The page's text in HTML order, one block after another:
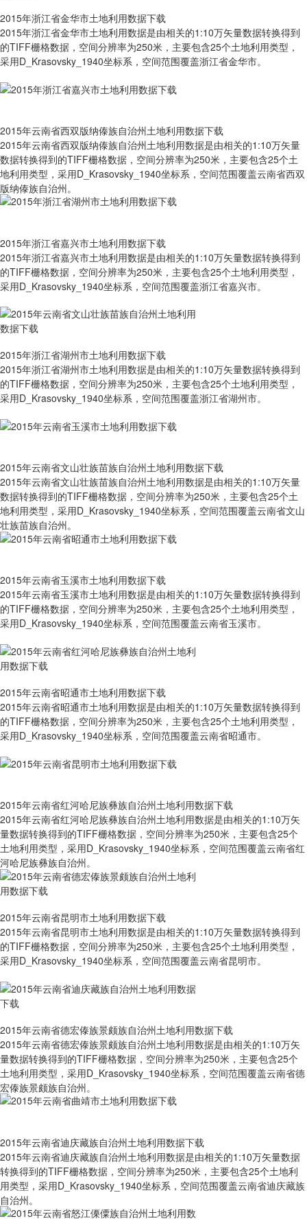
2015年浙江省金华市土地利用数据下载
2015年浙江省金华市土地利用数据是由相关的1:10万矢量数据转换得到
的TIFF栅格数据，空间分辨率为250米，主要包含25个土地利用类型，
采用D_Krasovsky_1940坐标系，空间范围覆盖浙江省金华市。
2015年云南省西双版纳傣族自治州土地利用数据下载
2015年云南省西双版纳傣族自治州土地利用数据是由相关的1:10万矢量
数据转换得到的TIFF栅格数据，空间分辨率为250米，主要包含25个土
地利用类型，采用D_Krasovsky_1940坐标系，空间范围覆盖云南省西双
版纳傣族自治州。
2015年浙江省嘉兴市土地利用数据下载
2015年浙江省嘉兴市土地利用数据是由相关的1:10万矢量数据转换得到
的TIFF栅格数据，空间分辨率为250米，主要包含25个土地利用类型，
采用D_Krasovsky_1940坐标系，空间范围覆盖浙江省嘉兴市。
2015年浙江省湖州市土地利用数据下载
2015年浙江省湖州市土地利用数据是由相关的1:10万矢量数据转换得到
的TIFF栅格数据，空间分辨率为250米，主要包含25个土地利用类型，
采用D_Krasovsky_1940坐标系，空间范围覆盖浙江省湖州市。
2015年云南省文山壮族苗族自治州土地利用数据下载
2015年云南省文山壮族苗族自治州土地利用数据是由相关的1:10万矢量
数据转换得到的TIFF栅格数据，空间分辨率为250米，主要包含25个土
地利用类型，采用D_Krasovsky_1940坐标系，空间范围覆盖云南省文山
壮族苗族自治州。
2015年云南省玉溪市土地利用数据下载
2015年云南省玉溪市土地利用数据是由相关的1:10万矢量数据转换得到
的TIFF栅格数据，空间分辨率为250米，主要包含25个土地利用类型，
采用D_Krasovsky_1940坐标系，空间范围覆盖云南省玉溪市。
2015年云南省昭通市土地利用数据下载
2015年云南省昭通市土地利用数据是由相关的1:10万矢量数据转换得到
的TIFF栅格数据，空间分辨率为250米，主要包含25个土地利用类型，
采用D_Krasovsky_1940坐标系，空间范围覆盖云南省昭通市。
2015年云南省红河哈尼族彝族自治州土地利用数据下载
2015年云南省红河哈尼族彝族自治州土地利用数据是由相关的1:10万矢
量数据转换得到的TIFF栅格数据，空间分辨率为250米，主要包含25个
土地利用类型，采用D_Krasovsky_1940坐标系，空间范围覆盖云南省红
河哈尼族彝族自治州。
2015年云南省昆明市土地利用数据下载
2015年云南省昆明市土地利用数据是由相关的1:10万矢量数据转换得到
的TIFF栅格数据，空间分辨率为250米，主要包含25个土地利用类型，
采用D_Krasovsky_1940坐标系，空间范围覆盖云南省昆明市。
2015年云南省德宏傣族景颇族自治州土地利用数据下载
2015年云南省德宏傣族景颇族自治州土地利用数据是由相关的1:10万矢
量数据转换得到的TIFF栅格数据，空间分辨率为250米，主要包含25个
土地利用类型，采用D_Krasovsky_1940坐标系，空间范围覆盖云南省德
宏傣族景颇族自治州。
2015年云南省迪庆藏族自治州土地利用数据下载
2015年云南省迪庆藏族自治州土地利用数据是由相关的1:10万矢量数据
转换得到的TIFF栅格数据，空间分辨率为250米，主要包含25个土地利
用类型，采用D_Krasovsky_1940坐标系，空间范围覆盖云南省迪庆藏族
自治州。